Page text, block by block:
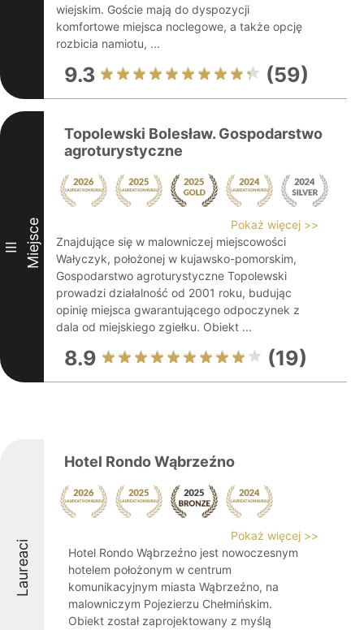
wiejskim. Goście mają do dyspozycji
komfortowe miejsca noclegowe, a także opcję
rozbicia namiotu, ...
9.3 (59)
III Miejsce
Topolewski Bolesław. Gospodarstwo
agroturystyczne
Pokaż więcej >>
Znajdujące się w malowniczej miejscowości
Wałyczyk, położonej w kujawsko-pomorskim,
Gospodarstwo agroturystyczne Topolewski
prowadzi działalność od 2001 roku, budując
opinię miejsca gwarantującego odpoczynek z
dala od miejskiego zgiełku. Obiekt ...
8.9 (19)
Laureaci
Hotel Rondo Wąbrzeźno
Pokaż więcej >>
Hotel Rondo Wąbrzeźno jest nowoczesnym
hotelem położonym w centrum
komunikacyjnym miasta Wąbrzeźno, na
malowniczym Pojezierzu Chełmińskim.
Obiekt został zaprojektowany z myślą